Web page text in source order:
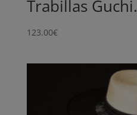
Trabillas Guchi.
123.00€